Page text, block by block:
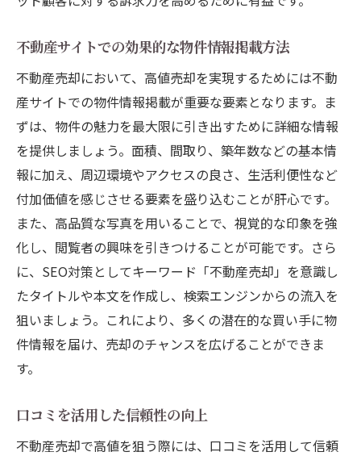
不動産サイトでの効果的な物件情報掲載方法
不動産売却において、高値売却を実現するためには不動
産サイトでの物件情報掲載が重要な要素となります。ま
ずは、物件の魅力を最大限に引き出すために詳細な情報
を提供しましょう。面積、間取り、築年数などの基本情
報に加え、周辺環境やアクセスの良さ、生活利便性など
付加価値を感じさせる要素を盛り込むことが肝心です。
また、高品質な写真を用いることで、視覚的な印象を強
化し、閲覧者の興味を引きつけることが可能です。さら
に、SEO対策としてキーワード「不動産売却」を意識し
たタイトルや本文を作成し、検索エンジンからの流入を
狙いましょう。これにより、多くの潜在的な買い手に物
件情報を届け、売却のチャンスを広げることができま
す。
口コミを活用した信頼性の向上
不動産売却で高値を狙う際には、口コミを活用して信頼